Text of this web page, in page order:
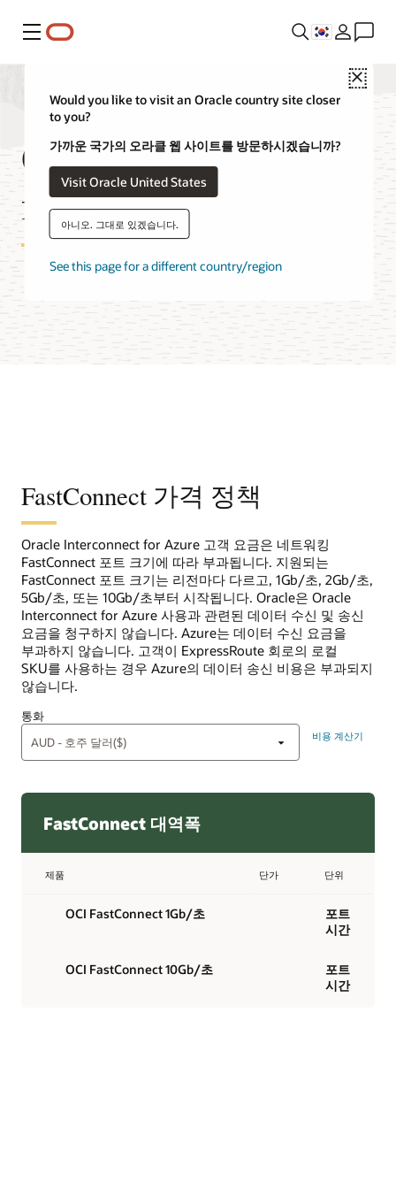
메뉴
Close
Would you like to visit an Oracle country site closer
to you?
가까운 국가의 오라클 웹 사이트를 방문하시겠습니까?
Visit Oracle United States
아니오. 그대로 있겠습니다.
See this page for a different country/region
Oracle Interconnect
for Azure 가격 정책
FastConnect 가격 정책
Oracle Interconnect for Azure 고객 요금은 네트워킹
FastConnect 포트 크기에 따라 부과됩니다. 지원되는
FastConnect 포트 크기는 리전마다 다르고, 1Gb/초, 2Gb/초,
5Gb/초, 또는 10Gb/초부터 시작됩니다. Oracle은 Oracle
Interconnect for Azure 사용과 관련된 데이터 수신 및 송신
요금을 청구하지 않습니다. Azure는 데이터 수신 요금을
부과하지 않습니다. 고객이 ExpressRoute 회로의 로컬
SKU를 사용하는 경우 Azure의 데이터 송신 비용은 부과되지
않습니다.
통화
비용 계산기
FastConnect 대역폭
제품 단가 단위
OCI FastConnect 1Gb/초
포트
시간
OCI FastConnect 10Gb/초
포트
시간